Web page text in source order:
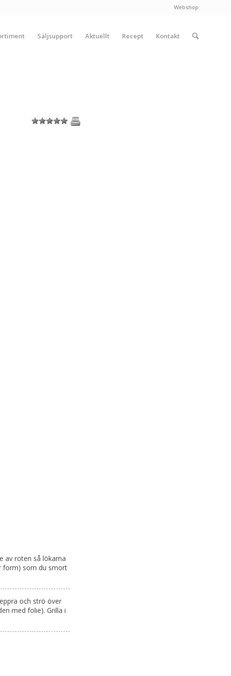
Webshop
Säljsupport Aktuellt Recept Kontakt
1 2 3 4 5
av roten så lökarna
form) som du smort
och strö över
med folie). Grilla i